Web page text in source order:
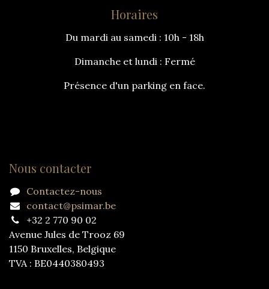
Horaires
Du mardi au samedi : 10h - 18h
Dimanche et lundi : Fermé
Présence d'un parking en face.
Nous contacter
Contactez-nous
contact@psimar.be
+32 2 770 90 02
Avenue Jules de Trooz 69
1150 Bruxelles, Belgique
TVA : BE0440380493